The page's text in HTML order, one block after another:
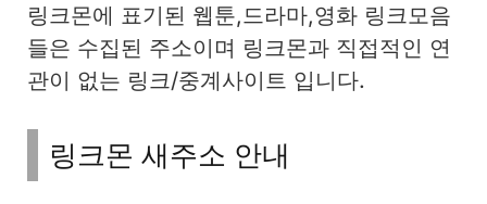
링크몬에 표기된 웹툰,드라마,영화 링크모음
들은 수집된 주소이며 링크몬과 직접적인 연
관이 없는 링크/중계사이트 입니다.
링크몬 새주소 안내